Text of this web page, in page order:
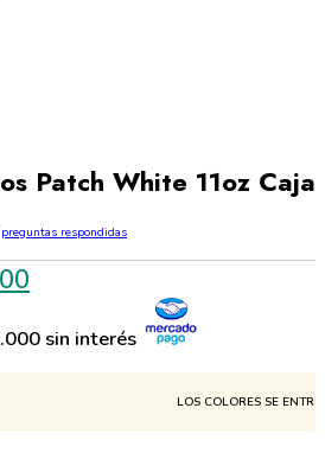
Patch White 11oz
preguntas respondidas
actual
sin interés
LOS COLORES SE